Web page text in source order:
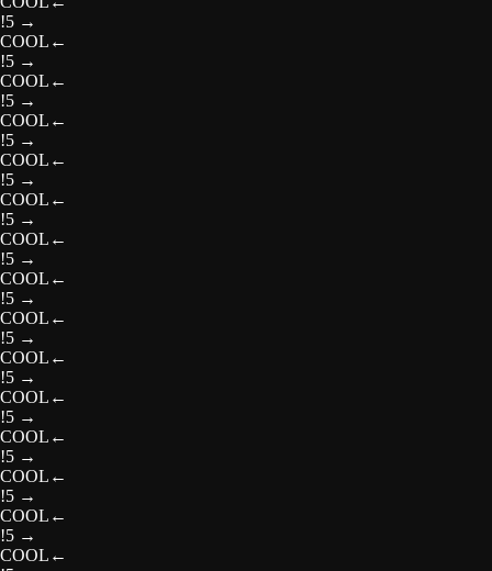
!5 →
COOL ←
!5 →
COOL ←
!5 →
COOL ←
!5 →
COOL ←
!5 →
COOL ←
!5 →
COOL ←
!5 →
COOL ←
!5 →
COOL ←
!5 →
COOL ←
!5 →
COOL ←
!5 →
COOL ←
!5 →
COOL ←
!5 →
COOL ←
!5 →
COOL ←